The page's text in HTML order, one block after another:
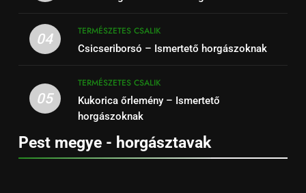
04
TERMÉSZETES CSALIK
Csicseriborsó – Ismertető horgászoknak
05
TERMÉSZETES CSALIK
Kukorica őrlemény – Ismertető
horgászoknak
Pest megye - horgásztavak